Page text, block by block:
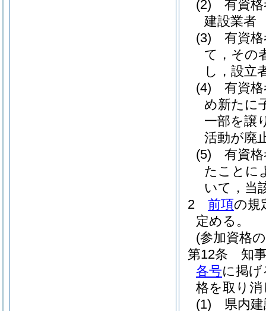
(2)
有資
建設業者
(3)
有資
て，その
し，設立
(4)
有資
め新たに
一部を譲
活動が廃
(5)
有資
たことに
いて，当
2
前項の規
定める。
(参加資格
第12条
知
各号に掲
格を取り
(1)
県内